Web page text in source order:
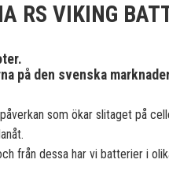
RS VIKING
på den svenska
som ökar slitaget på
från dessa har vi batterier i